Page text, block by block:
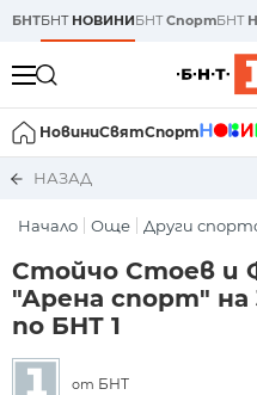
БНТБНТ НОВИНИБНТСпортБНТ
НовиниСвятСпорт
НАЗАД
Начало Още Други
Стойчо Стоев и
"Арена спорт" на
по БНТ 1
от БНТ